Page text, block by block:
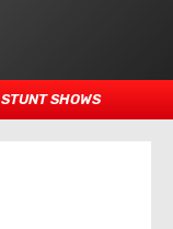
STUNT SHOWS